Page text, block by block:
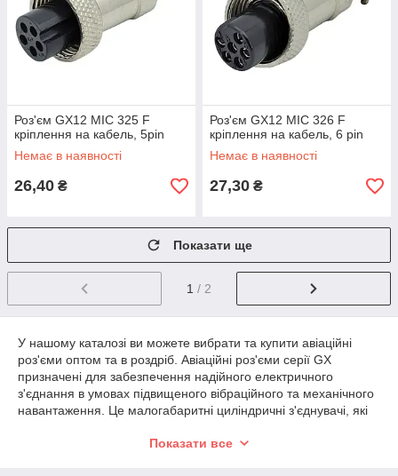
Роз'єм GX12 MIC 325 F
кріплення на кабель, 5pin
Немає в наявності
26,40 ₴
Роз'єм GX12 MIC 326 F
кріплення на кабель, 6 pin
Немає в наявності
27,30 ₴
Показати ще
1 / 2
У нашому каталозі ви можете вибрати та купити авіаційні
роз'єми оптом та в роздріб. Авіаційні роз'єми серії GX
призначені для забезпечення надійного електричного
з'єднання в умовах підвищеного вібраційного та механічного
навантаження. Це малогабаритні циліндричні з'єднувачі, які
При замовленні від 10 одиниць ціна на авіаційний роз'єм GX
Показати все